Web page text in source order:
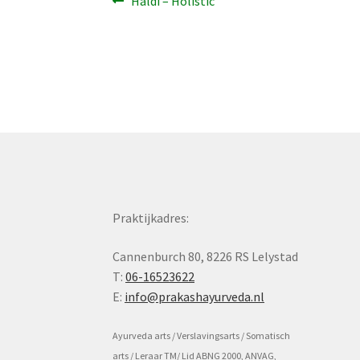
Praktijkadres:
Cannenburch 80, 8226 RS Lelystad
T:06-16523622
E: info@prakashayurveda.nl
Ayurveda arts / Verslavingsarts / Somatisch
arts / Leraar TM/ Lid ABNG 2000, ANVAG,